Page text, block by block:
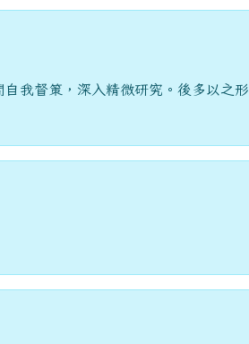
我督策，深入精微研究。後多以之形